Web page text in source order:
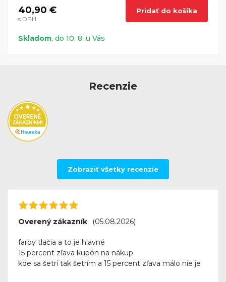
40,90 €
s DPH
Pridať do košíka
Skladom, do 10. 8. u Vás
Recenzie
Zobraziť všetky recenzie
Overený zákazník (05.08.2026)
farby tlačia a to je hlavné
15 percent zľava kupón na nákup
kde sa šetrí tak šetrím a 15 percent zľava málo nie je